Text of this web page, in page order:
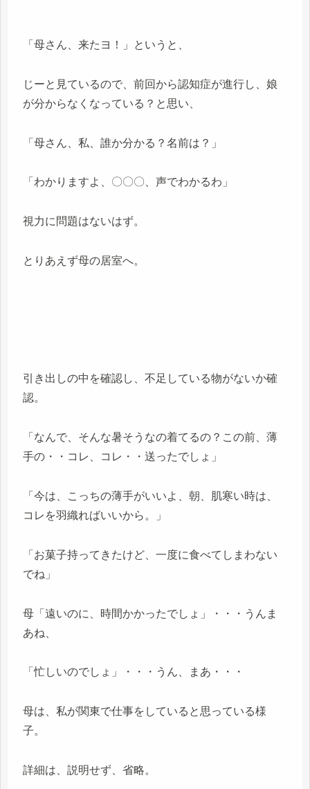
「母さん、来たヨ！」というと、
じーと見ているので、前回から認知症が進行し、娘
が分からなくなっている？と思い、
「母さん、私、誰か分かる？名前は？」
「わかりますよ、〇〇〇、声でわかるわ」
視力に問題はないはず。
とりあえず母の居室へ。
引き出しの中を確認し、不足している物がないか確
認。
「なんで、そんな暑そうなの着てるの？この前、薄
手の・・コレ、コレ・・送ったでしょ」
「今は、こっちの薄手がいいよ、朝、肌寒い時は、
コレを羽織ればいいから。」
「お菓子持ってきたけど、一度に食べてしまわない
でね」
母「遠いのに、時間かかったでしょ」・・・うんま
あね、
「忙しいのでしょ」・・・うん、まあ・・・
母は、私が関東で仕事をしていると思っている様
子。
詳細は、説明せず、省略。